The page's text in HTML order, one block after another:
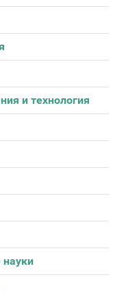
и технология
науки